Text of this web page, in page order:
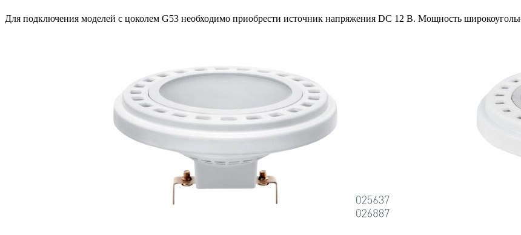
Для подключения моделей с цоколем G53 необходимо приобрести источник напряжения DC 12 В. Мощность